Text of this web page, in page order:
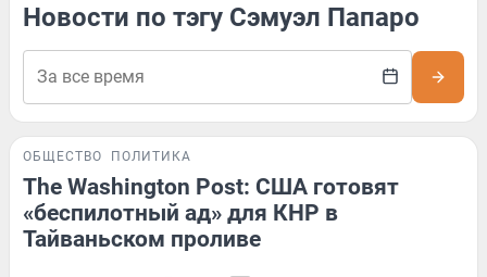
Новости по тэгу Сэмуэл Папаро
ОБЩЕСТВО ПОЛИТИКА
The Washington Post: США готовят
«беспилотный ад» для КНР в
Тайваньском проливе